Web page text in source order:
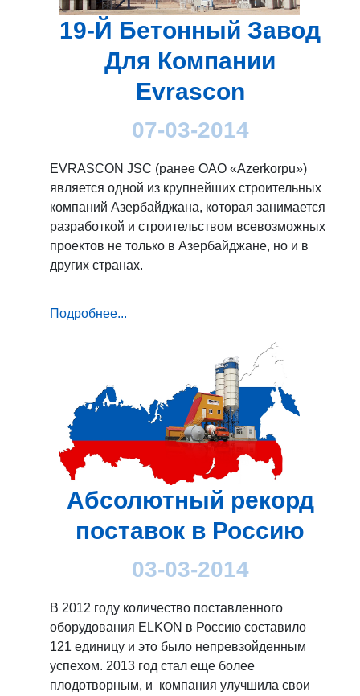
19-Й Бетонный Завод
Для Компании
Evrascon
07-03-2014
EVRASCON JSC (ранее ОАО «Azerkorpu»)
является одной из крупнейших строительных
компаний Азербайджана, которая занимается
разработкой и строительством всевозможных
проектов не только в Азербайджане, но и в
других странах.
Подробнее...
Абсолютный рекорд
поставок в Россию
03-03-2014
В 2012 году количество поставленного
оборудования ELKON в Россию составило
121 единицу и это было непревзойденным
успехом. 2013 год стал еще более
плодотворным, и компания улучшила свои